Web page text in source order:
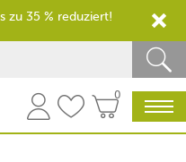
0
zu 35 % reduziert!